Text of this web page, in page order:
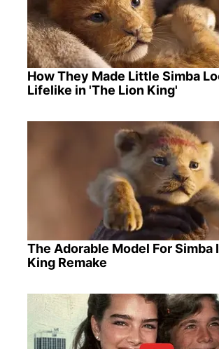
How They Made Little Simba
Lifelike in 'The Lion King'
The Adorable Model For Simba
King Remake